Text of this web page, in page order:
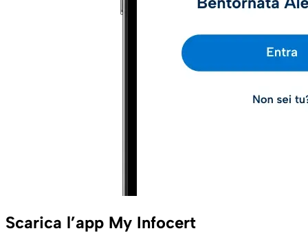
Scarica l’app My Infocert